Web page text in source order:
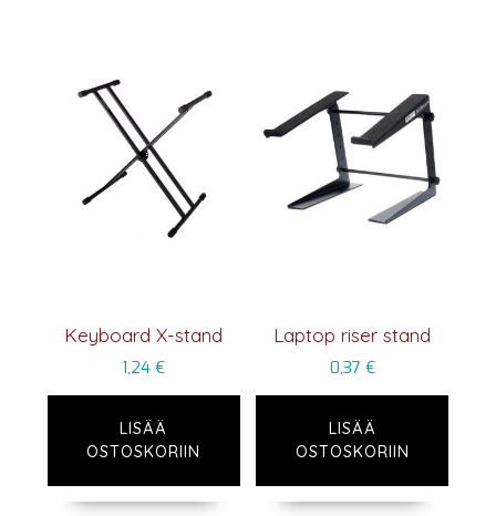
Keyboard X-stand
1,24€
LISÄÄ
OSTOSKORIIN
Laptop riser stand
0,37 €
LISÄÄ
OSTOSKORIIN